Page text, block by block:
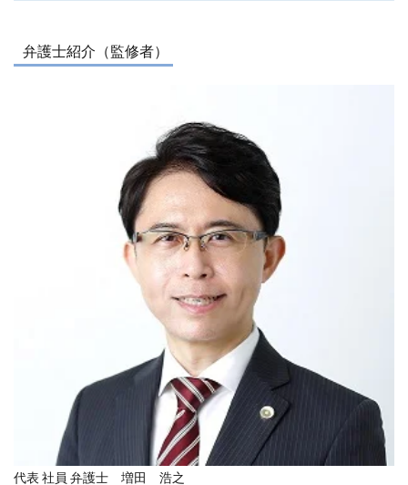
弁護士紹介（監修者）
代表 社員 弁護士 増田 浩之